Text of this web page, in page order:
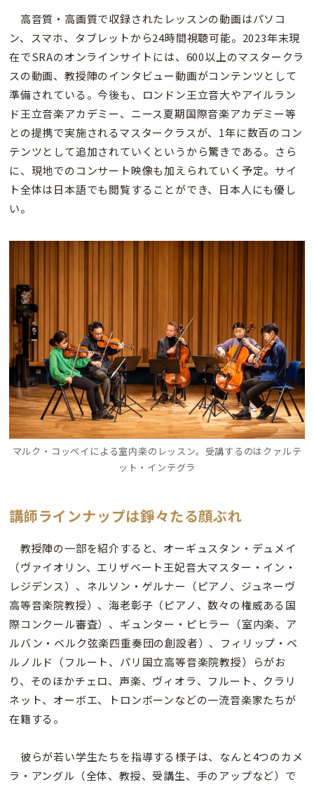
高音質・高画質で収録されたレッスンの動画はパソコ
ン、スマホ、タブレットから24時間視聴可能。2023年末現
在でSRAのオンラインサイトには、600以上のマスタークラ
スの動画、教授陣のインタビュー動画がコンテンツとして
準備されている。今後も、ロンドン王立音大やアイルラン
ド王立音楽アカデミー、ニース夏期国際音楽アカデミー等
との提携で実施されるマスタークラスが、1年に数百のコン
テンツとして追加されていくというから驚きである。さら
に、現地でのコンサート映像も加えられていく予定。サイ
ト全体は日本語でも閲覧することができ、日本人にも優し
い。
マルク・コッペイによる室内楽のレッスン。受講するのはクァルテ
ット・インテグラ
講師ラインナップは錚々たる顔ぶれ
教授陣の一部を紹介すると、オーギュスタン・デュメイ
（ヴァイオリン、エリザベート王妃音大マスター・イン・
レジデンス）、ネルソン・ゲルナー（ピアノ、ジュネーヴ
高等音楽院教授）、海老彰子（ピアノ、数々の権威ある国
際コンクール審査）、ギュンター・ピヒラー（室内楽、ア
ルバン・ベルク弦楽四重奏団の創設者）、フィリップ・ベ
ルノルド（フルート、パリ国立高等音楽院教授）らがお
り、そのほかチェロ、声楽、ヴィオラ、フルート、クラリ
ネット、オーボエ、トロンボーンなどの一流音楽家たちが
在籍する。
彼らが若い学生たちを指導する様子は、なんと4つのカメ
ラ・アングル（全体、教授、受講生、手のアップなど）で